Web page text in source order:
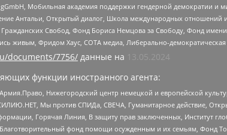
Мобильная академия поддержки гендерной демократии
Антальи, Открытый диалог, Школа международных
Свобод, Фонд Бориса Немцова за Свободу, Фонд
живым, Фридом Хаус, СОТА медиа, Либерально-
documents/7756/ данные на
13.05.2024
функции иностранного агента:
Нижегородский центр немецкой и европейской
Мы против СПИДа, СВЕЧА, Гуманитарное действие,
Горячая Линия, В защиту прав заключенных,
фонд помощи осужденным и их семьям, Фонд